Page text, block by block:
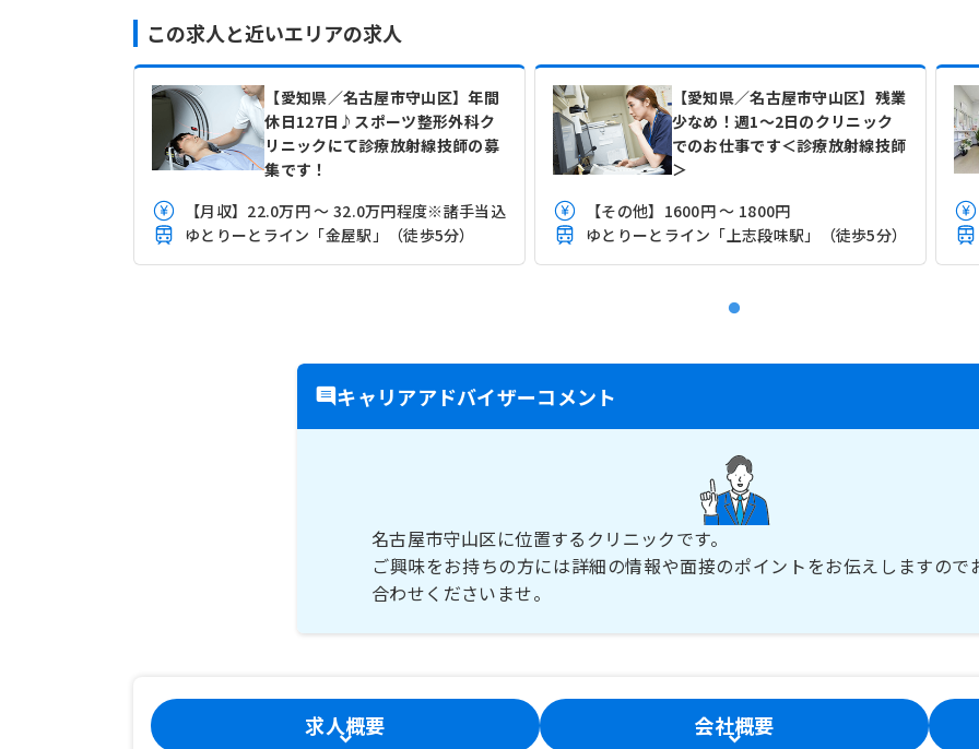
この求人と近いエリアの求人
【愛知県／名古屋市守山区】年間
休日127日♪スポーツ整形外科ク
リニックにて診療放射線技師の募
集です！
【月収】22.0万円 ～ 32.0万円程度※諸手当込
ゆとりーとライン「金屋駅」（徒歩5分）
【愛知県／名古屋市守山区】残業
少なめ！週1～2日のクリニック
でのお仕事です＜診療放射線技師
＞
【その他】1600円 ～ 1800円
ゆとりーとライン「上志段味駅」（徒歩5分）
キャリアアドバイザーコメント
名古屋市守山区に位置するクリニックです。
ご興味をお持ちの方には詳細の情報や面接のポイントをお伝えしますので
合わせくださいませ。
求人概要 会社概要